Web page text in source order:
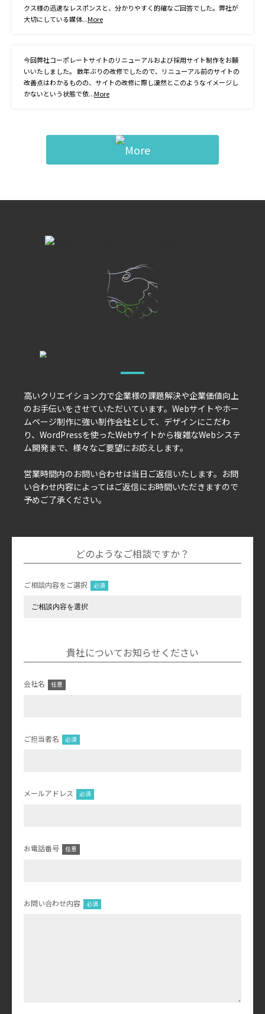
クス様の迅速なレスポンスと、分かりやすく的確なご回答でした。弊社が
大切にしている媒体...More
今回弊社コーポレートサイトのリニューアルおよび採用サイト制作をお願
いいたしました。 数年ぶりの改修でしたので、リニューアル前のサイトの
改善点はわかるものの、サイトの改修に際し漠然とこのようなイメージし
かないという状態で依...More
高いクリエイション力で企業様の課題解決や企業価値向上
のお手伝いをさせていただいています。Webサイトやホー
ムページ制作に強い制作会社として、デザインにこだわ
り、WordPressを使ったWebサイトから複雑なWebシステ
ム開発まで、様々なご要望にお応えします。
営業時間内のお問い合わせは当日ご返信いたします。お問
い合わせ内容によってはご返信にお時間いただきますので
予めご了承ください。
どのようなご相談ですか？
ご相談内容をご選択
貴社についてお知らせください
会社名
ご担当者名
メールアドレス
お電話番号
お問い合わせ内容